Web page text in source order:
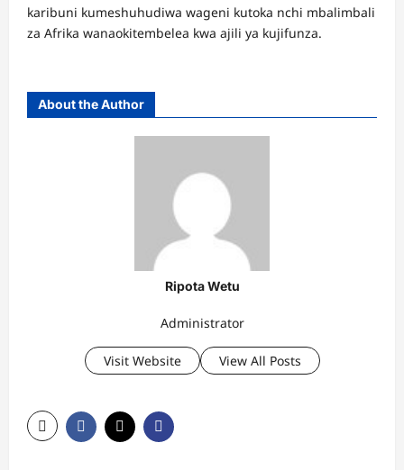
karibuni kumeshuhudiwa wageni kutoka nchi mbalimbali
za Afrika wanaokitembelea kwa ajili ya kujifunza.
About the Author
Ripota Wetu
Administrator
Visit Website View All Posts